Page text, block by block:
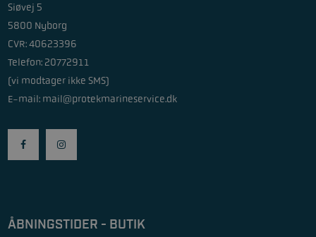
Siøvej 5
5800 Nyborg
CVR: 40623396
Telefon: 20772911
(vi modtager ikke SMS)
E-mail: mail@protekmarineservice.dk
ÅBNINGSTIDER - BUTIK